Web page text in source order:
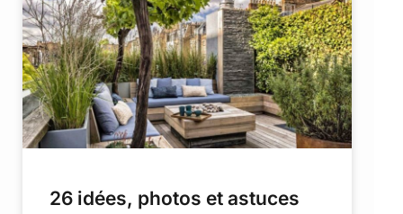
26 idées, photos et astuces